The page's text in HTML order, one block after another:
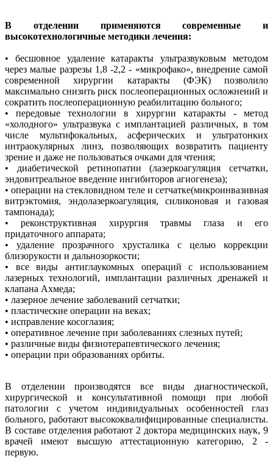
В отделении применяются современные и
высокотехнологичные методики лечения:
• бесшовное удаление катаракты ультразвуковым методом
через малые разрезы 1,8 -2,2 - «микрофако», внедрение самой
современной хирургии катаракты (ФЭК) позволило
максимально снизить риск послеоперационных осложнений и
сократить послеоперационную реабилитацию больного;
• передовые технологии в хирургии катаракты - метод
«холодного» ультразвука с имплантацией различных, в том
числе мультифокальных, асферических и ультратонких
интраокулярных линз, позволяющих возвратить пациенту
зрение и даже не пользоваться очками для чтения;
• диабетической ретинопатии (лазеркоагуляция сетчатки,
эндовитреальное введение ингибиторов агиогенеза);
• операции на стекловидном теле и сетчатке(микроинвазивная
витрэктомия, эндолазеркоагуляция, силиконовая и газовая
тампонада);
• реконструктивная хирургия травмы глаза и его
придаточного аппарата;
• удаление прозрачного хрусталика с целью коррекции
близорукости и дальнозоркости;
• все виды антиглаукомных операций с использованием
лазерных технологий, имплантации различных дренажей и
клапана Ахмеда;
• лазерное лечение заболеваний сетчатки;
• пластические операции на веках;
• исправление косоглазия;
• оперативное лечение при заболеваниях слезных путей;
• различные виды физиотерапевтического лечения;
• операции при образованиях орбиты.
В отделении производятся все виды диагностической,
хирургической и консультативной помощи при любой
патологии с учетом индивидуальных особенностей глаз
больного, работают высококвалифицированные специалисты.
В составе отделения работают 2 доктора медицинских наук, 9
врачей имеют высшую аттестационную категорию, 2 -
первую.